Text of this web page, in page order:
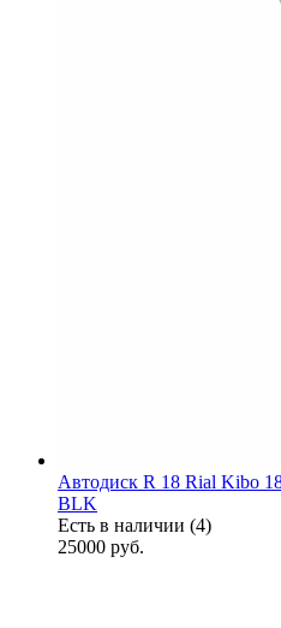
Автодиск R 18 Rial Kibo
BLK
Есть в наличии (4)
25000 руб.